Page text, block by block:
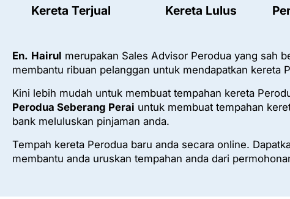
Kereta Terjual Kereta Lulus
En. Hairul merupakan Sales Advisor Perodua yang sah
membantu ribuan pelanggan untuk mendapatkan kereta
Kini lebih mudah untuk membuat tempahan kereta
Perodua Seberang Perai untuk membuat tempahan
bank meluluskan pinjaman anda.
Tempah kereta Perodua baru anda secara online.
membantu anda uruskan tempahan anda dari